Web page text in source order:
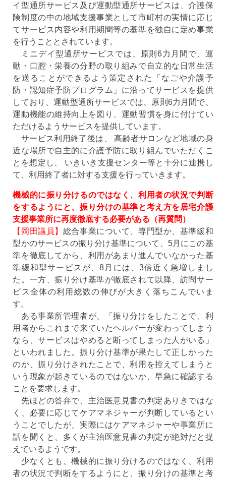
イ型通所サービス及び運動型通所サービスは、介護保
険制度の中の地域支援事業として市町村の実情に応じ
てサービス内容や利用期間等の基準を独自に定め事業
を行うこととされています。
ミニデイ型通所サービスでは、原則6力月間で、運
動・口腔・栄養の分野の取り組みで自立的な日常生活
を送ることができるよう策定された「なごや介護予
防・認知症予防プログラム」に沿ってサービスを提供
しており、運動型通所サービスでは、原則6力月間で、
運動機能の維持向上を図り、運動習慣を身に付けてい
ただけるようサービスを提供しています。
サービス利用終了後は、 高齢者サロンなど地域の身
近な場所で自主的に介護予防に取り組んでいただくこ
とを想定し、 いきいき支援センター等と十分に連携し
て、利用終了者に対する支援を行っていきます。
機械的に振り分けるのではなく、利用者の状況で判断
をするようにと、振り分けの基準と考え方を居宅介護
支援事業所に再度徹底する必要がある（再質問）
【岡田議員】 総合事業について、専門型か、基準緩和
型かのサービスの振り分け基準について、5月にこの基
準を徹底してから、利用があまり進んでいなかった基
準緩和型サービスが、8月には、3倍近く急増しまし
た。一方、振り分け基準が徹底されて以降、訪問サー
ビス全体の利用総数の伸びが大きく落ちこんでいま
す。
ある事業所管理者が、「振り分けをしたことで、利
用者からこれまで来ていたヘルパーが変わってしまう
なら、サービスはやめると断ってしまった人がいる」
といわれました。振り分け基準が果たして正しかった
のか、振り分けされたことで、利用を控えてしまうと
いう現象が起きているのではないか、早急に確認する
ことを要求します。
先ほどの答弁で、主治医意見書の判定ありきではな
く、必要に応じてケアマネジャーが判断しているとい
うことでしたが、実際にはケアマネジャーや事業所に
話を聞くと、多くが主治医意見書の判定が絶対だと捉
えているようです。
少なくとも、機械的に振り分けるのではなく、利用
者の状況で判断をするようにと、振り分けの基準と考